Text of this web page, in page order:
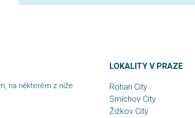
na některém z níže
LOKALITY V PRAZE
Rohan City
Smíchov City
Žižkov City